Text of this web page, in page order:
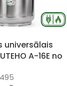
universālais
A-16E no